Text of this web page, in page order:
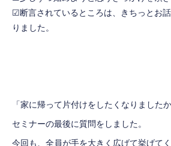
☑断言されているところは、きちっとお
りました。
「家に帰って片付けをしたくなりましたか
セミナーの最後に質問をしました。
今回も、全員が手を大きく広げて挙げてく